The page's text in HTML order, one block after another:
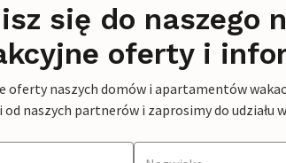
się do naszego
oferty i
oferty naszych domów i apartamentów
naszych partnerów i zaprosimy do udziału